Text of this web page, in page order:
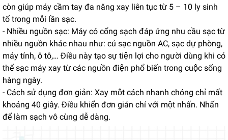
còn giúp máy cầm tay đa năng xay liên tục từ 5 – 10 ly sinh
tố trong mỗi lần sạc.
- Nhiều nguồn sạc: Máy có cổng sạch đáp ứng nhu cầu sạc từ
nhiều nguồn khác nhau như: củ sạc nguồn AC, sạc dự phòng,
máy tính, ô tô,… Điều này tạo sự tiện lợi cho người dùng khi có
thể sạc máy xay từ các nguồn điện phổ biến trong cuộc sống
hàng ngày.
- Cách sử dụng đơn giản: Xay một cách nhanh chóng chỉ mất
khoảng 40 giây. Điều khiển đơn giản chỉ với một nhấn. Nhấn
để làm sạch vô cùng dễ dàng.